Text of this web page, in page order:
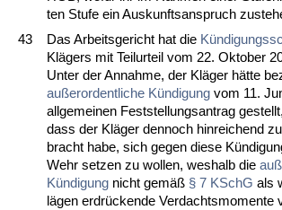
ten Stu­fe ein Aus­kunfts­an­spruch
43
Das Ar­beits­ge­richt hat die
Klägers mit Teil­ur­teil vom 22. Ok­to­ber
Un­ter der An­nah­me, der Kläger hätte
außer­or­dent­li­che Kündi­gung vom 11.
all­ge­mei­nen Fest­stel­lungs­an­trag
dass der Kläger den­noch hin­rei­chend
bracht ha­be, sich ge­gen die­se
Wehr set­zen zu wol­len, wes­halb die
Kündi­gung nicht gemäß § 7 KSchG als
lägen er­drücken­de Ver­dachts­mo­men­te